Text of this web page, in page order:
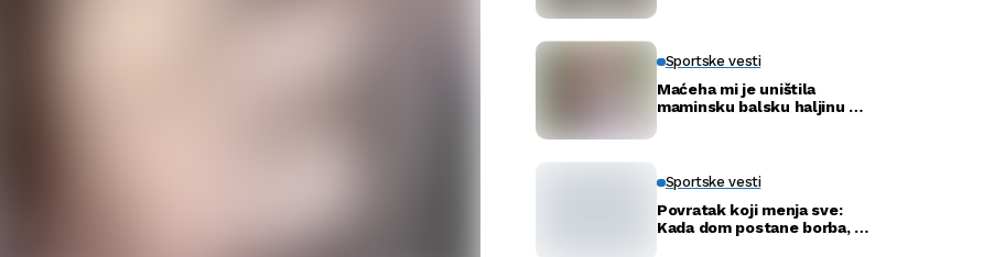
Sportske vesti
Maćeha mi je uništila
maminsku balsku haljinu —
Sportske vesti
Povratak koji menja sve:
Kada dom postane borba, a